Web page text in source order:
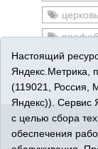
церковь
гранты
16+©
Настоящий
Яндекс.Метрика,
(119021, Россия,
Яндекс)). Сервис
с целью сбора
обеспечения